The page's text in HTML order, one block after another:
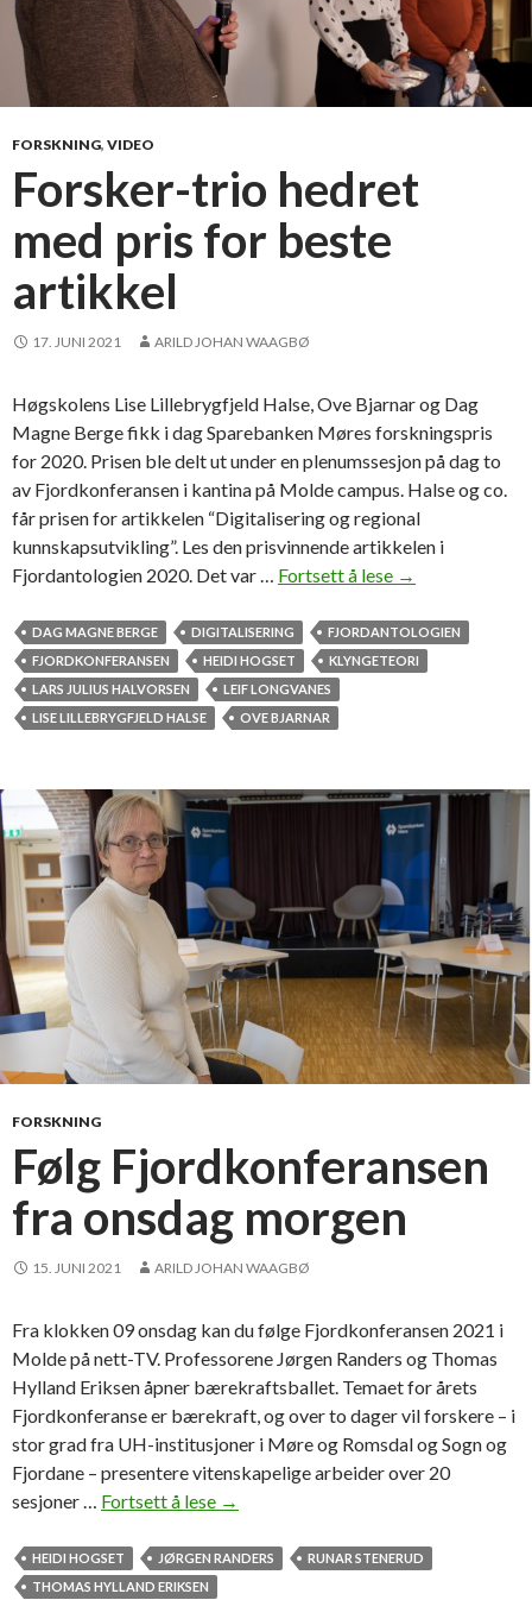
n
d
i
g
o
m
b
r
e
k
r
a
f
t
n
o
r
s
i
s
k
e
i
n
d
u
s
r
FORSKNING, VIDEO
Forsker-trio hedret
med pris for beste
artikkel
17. JUNI 2021 ARILD JOHAN WAAGBØ
Høgskolens Lise Lillebrygfjeld Halse, Ove Bjarnar og Dag
Magne Berge fikk i dag Sparebanken Møres forskningspris
for 2020. Prisen ble delt ut under en plenumssesjon på dag to
av Fjordkonferansen i kantina på Molde campus. Halse og co.
får prisen for artikkelen “Digitalisering og regional
kunnskapsutvikling”. Les den prisvinnende artikkelen i
Fjordantologien 2020. Det var … Fortsett å lese F
r
s
t
r
o
e
d
r
e
m
p
i
r
b
e
t
e
r
t
→
DAG MAGNE BERGE DIGITALISERING
FJORDANTOLOGIEN
FJORDKONFERANSEN
HEIDI HOGSET
KLYNGETEORI
LARS JULIUS HALVORSEN
LEIF LONGVANES
LISE LILLEBRYGFJELD HALSE
OVE BJARNAR
FORSKNING
Følg Fjordkonferansen
fra onsdag morgen
15. JUNI 2021 ARILD JOHAN WAAGBØ
Fra klokken 09 onsdag kan du følge Fjordkonferansen 2021 i
Molde på nett-TV. Professorene Jørgen Randers og Thomas
Hylland Eriksen åpner bærekraftsballet. Temaet for årets
Fjordkonferanse er bærekraft, og over to dager vil forskere – i
stor grad fra UH-institusjoner i Møre og Romsdal og Sogn og
Fjordane – presentere vitenskapelige arbeider over 20
sesjoner … Fortsett å lese F
l
→
HEIDI HOGSET JØRGEN RANDERS
RUNAR STENERUD
THOMAS HYLLAND ERIKSEN